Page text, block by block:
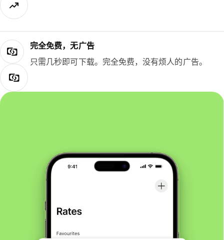
完全免费，无广告
只需几秒即可下载。完全免费，没有烦人的广告。